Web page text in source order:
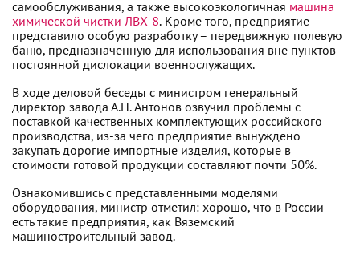
самообслуживания, а также высокоэкологичная машина
химической чистки ЛВХ-8. Кроме того, предприятие
представило особую разработку – передвижную полевую
баню, предназначенную для использования вне пунктов
постоянной дислокации военнослужащих.
В ходе деловой беседы с министром генеральный
директор завода А.Н. Антонов озвучил проблемы с
поставкой качественных комплектующих российского
производства, из-за чего предприятие вынуждено
закупать дорогие импортные изделия, которые в
стоимости готовой продукции составляют почти 50%.
Ознакомившись с представленными моделями
оборудования, министр отметил: хорошо, что в России
есть такие предприятия, как Вяземский
машиностроительный завод.